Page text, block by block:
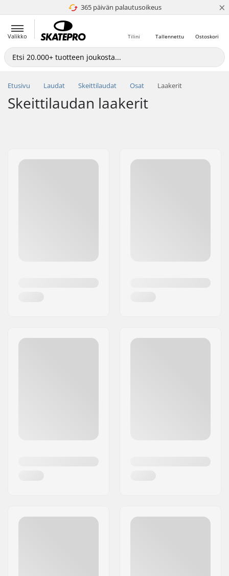
365 päivän palautusoikeus
4.8 / 5 ×
Valikko Ostoskori
Tallennettu
Tilini
Etusivu Laudat Skeittilaudat Osat Laakerit
Skeittilaudan laakerit